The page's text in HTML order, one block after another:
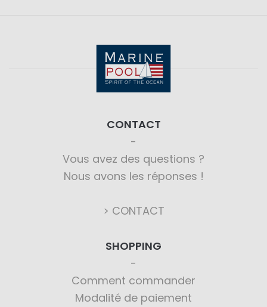
CONTACT
Vous avez des questions ?
Nous avons les réponses !
> CONTACT
SHOPPING
Comment commander
Modalité de paiement